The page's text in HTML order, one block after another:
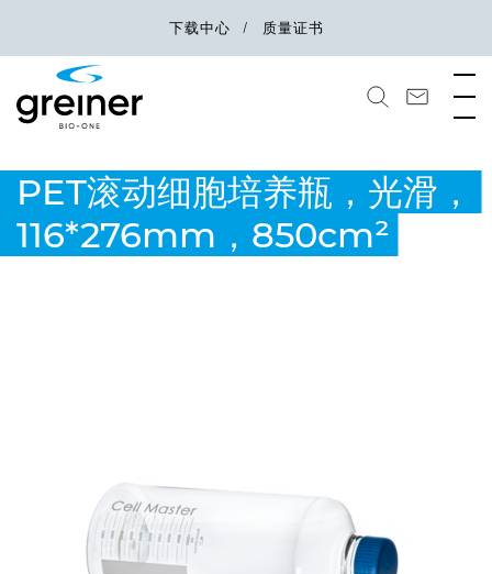
下载中心 质量证书
PET滚动细胞培养瓶，光滑，
116*276mm，850cm²